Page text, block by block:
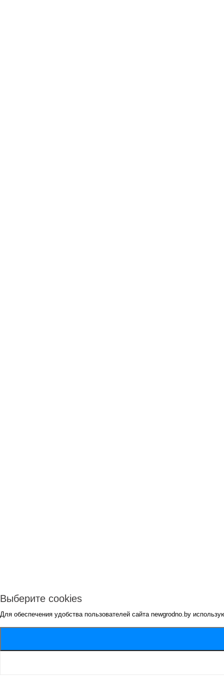
Выберите cookies
Для обеспечения удобства пользователей сайта newgrodno.by